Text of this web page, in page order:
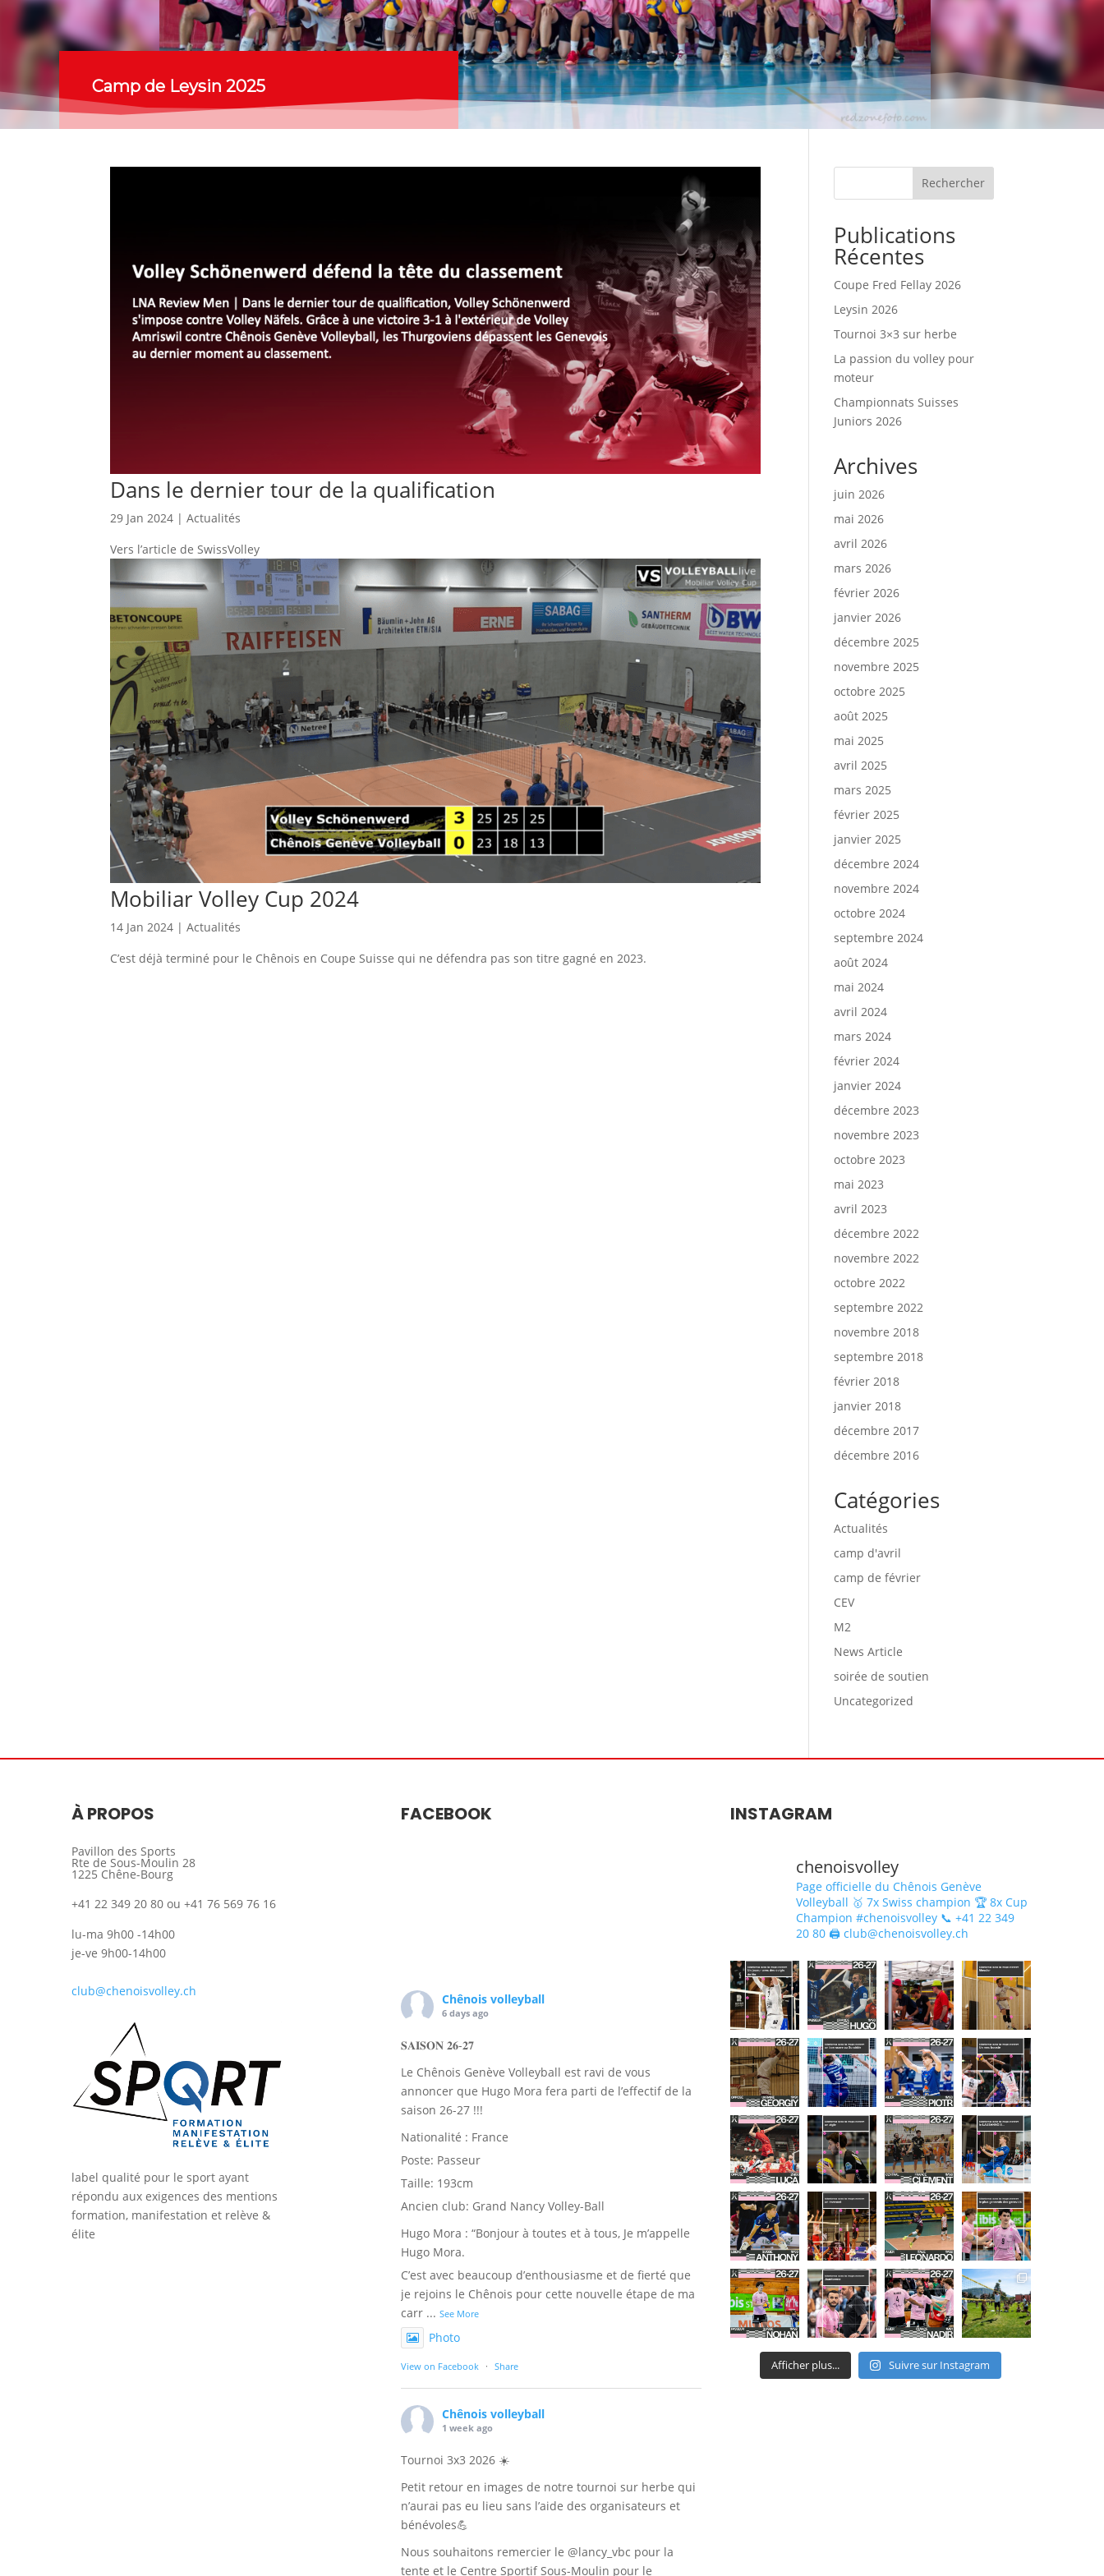
Camp de Leysin 2025
Dans le dernier tour de la qualification
29 Jan 2024 |Actualités
Vers l’article de SwissVolley
Mobiliar Volley Cup 2024
14 Jan 2024 |Actualités
C’est déjà terminé pour le Chênois en Coupe Suisse qui ne défendra pas son titre gagné en 2023.
Rechercher
Publications
Récentes
Coupe Fred Fellay 2026
Leysin 2026
Tournoi 3×3 sur herbe
La passion du volley pour
moteur
Championnats Suisses
Juniors 2026
Archives
juin 2026
mai 2026
avril 2026
mars 2026
février 2026
janvier 2026
décembre 2025
novembre 2025
octobre 2025
août 2025
mai 2025
avril 2025
mars 2025
février 2025
janvier 2025
décembre 2024
novembre 2024
octobre 2024
septembre 2024
août 2024
mai 2024
avril 2024
mars 2024
février 2024
janvier 2024
décembre 2023
novembre 2023
octobre 2023
mai 2023
avril 2023
décembre 2022
novembre 2022
octobre 2022
septembre 2022
novembre 2018
septembre 2018
février 2018
janvier 2018
décembre 2017
décembre 2016
Catégories
Actualités
camp d'avril
camp de février
CEV
M2
News Article
soirée de soutien
Uncategorized
À PROPOS
Pavillon des Sports
Rte de Sous-Moulin 28
1225 Chêne-Bourg
+41 22 349 20 80 ou +41 76 569 76 16
lu-ma 9h00 -14h00
je-ve 9h00-14h00
club@chenoisvolley.ch
label qualité pour le sport ayant
répondu aux exigences des mentions
formation, manifestation et relève &
élite
FACEBOOK
Chênois volleyball
6 days ago
𝐒𝐀𝐈𝐒𝐎𝐍 𝟐𝟔-𝟐𝟕
Le Chênois Genève Volleyball est ravi de vous
annoncer que Hugo Mora fera parti de l’effectif de la
saison 26-27 !!!
Nationalité : France
Poste: Passeur
Taille: 193cm
Ancien club: Grand Nancy Volley-Ball
Hugo Mora : “Bonjour à toutes et à tous, Je m’appelle
Hugo Mora.
C’est avec beaucoup d’enthousiasme et de fierté que
je rejoins le Chênois pour cette nouvelle étape de ma
carr ... See More
Photo
View on Facebook · Share
Chênois volleyball
1 week ago
Tournoi 3x3 2026 ☀️
Petit retour en images de notre tournoi sur herbe qui
n’aurai pas eu lieu sans l’aide des organisateurs et
bénévoles💪
Nous souhaitons remercier le @lancy_vbc pour la
tente et le Centre Sportif Sous-Moulin pour le
INSTAGRAM
chenoisvolley
Page officielle du Chênois Genève
Volleyball 🥇 7x Swiss champion 🏆 8x Cup
Champion #chenoisvolley 📞 +41 22 349
20 80 🖨 club@chenoisvolley.ch
Afficher plus... Suivre sur Instagram